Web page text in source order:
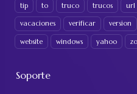
tip to truco trucos url
vacaciones verificar version
website windows yahoo
Soporte